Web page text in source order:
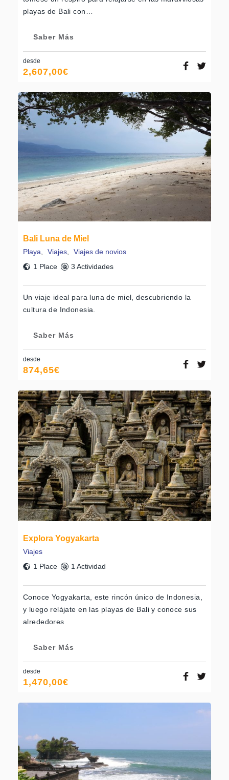
playas de Bali con…
Saber Más
desde
2,607,00€
Bali Luna de Miel
Playa Viajes
Viajes de novios
1 Place
3 Actividades
Un viaje ideal para luna de miel, descubriendo la
cultura de Indonesia.
Saber Más
desde
874,65€
Explora Yogyakarta
Viajes
1 Place
1 Actividad
Conoce Yogyakarta, este rincón único de Indonesia,
y luego relájate en las playas de Bali y conoce sus
alrededores
Saber Más
desde
1,470,00€